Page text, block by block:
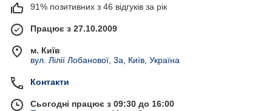
91% позитивних з 46 відгуків за рік
Працює з 27.10.2009
м. Київ
вул. Лілії Лобанової, 3а, Київ, Україна
Контакти
Сьогодні працює з 09:30 до 16:00